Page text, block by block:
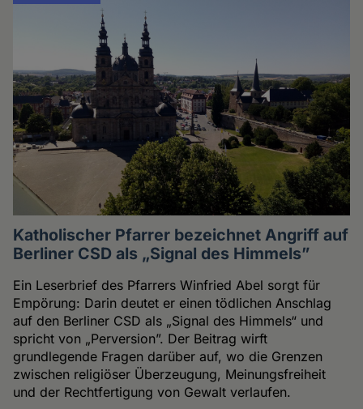
Katholischer Pfarrer bezeichnet Angriff auf
Berliner CSD als „Signal des Himmels”
Ein Leserbrief des Pfarrers Winfried Abel sorgt für
Empörung: Darin deutet er einen tödlichen Anschlag
auf den Berliner CSD als „Signal des Himmels“ und
spricht von „Perversion”. Der Beitrag wirft
grundlegende Fragen darüber auf, wo die Grenzen
zwischen religiöser Überzeugung, Meinungsfreiheit
und der Rechtfertigung von Gewalt verlaufen.